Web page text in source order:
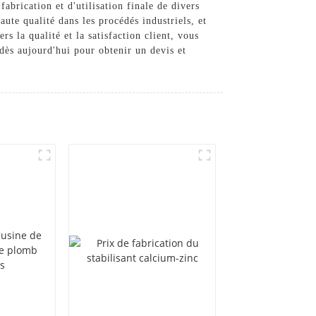
et d'utilisation finale de divers
qualité dans les procédés industriels, et
la qualité et la satisfaction client, vous
aujourd'hui pour obtenir un devis et